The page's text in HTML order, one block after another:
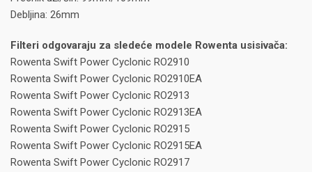
Debljina: 26mm
Filteri odgovaraju za sledeće modele Rowenta usisivača:
Rowenta Swift Power Cyclonic RO2910
Rowenta Swift Power Cyclonic RO2910EA
Rowenta Swift Power Cyclonic RO2913
Rowenta Swift Power Cyclonic RO2913EA
Rowenta Swift Power Cyclonic RO2915
Rowenta Swift Power Cyclonic RO2915EA
Rowenta Swift Power Cyclonic RO2917